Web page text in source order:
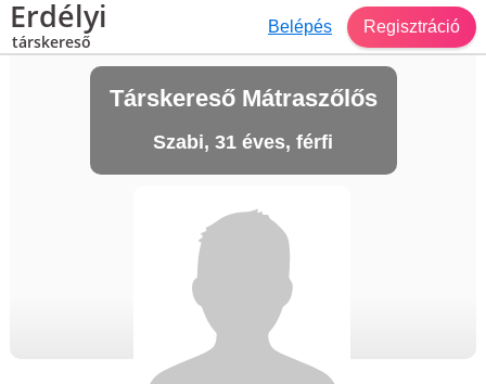
Erdélyi
társkereső
Belépés Regisztráció
Társkereső Mátraszőlős
Szabi, 31 éves, férfi